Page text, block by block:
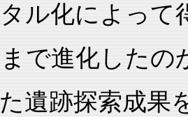
ル化によって
で進化したの
遺跡探索成果